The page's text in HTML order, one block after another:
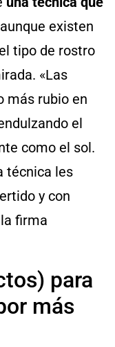
existen
tipo de rostro
«Las
más rubio en
el
como el sol.
técnica les
y con
firma
para
más